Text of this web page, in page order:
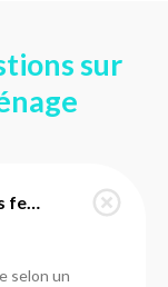
sur
Comment sont sélectionnées vos femmes de ménage à Noizay ?
selon un